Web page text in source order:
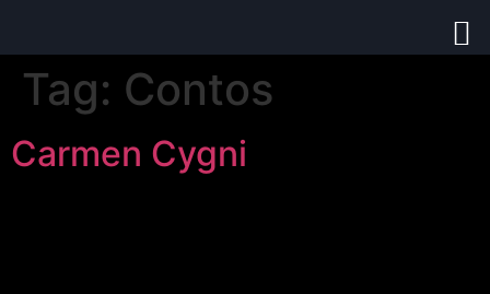
Tag: Contos
Carmen Cygni